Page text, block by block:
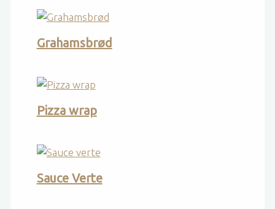
Grahamsbrød
Pizza wrap
Sauce Verte